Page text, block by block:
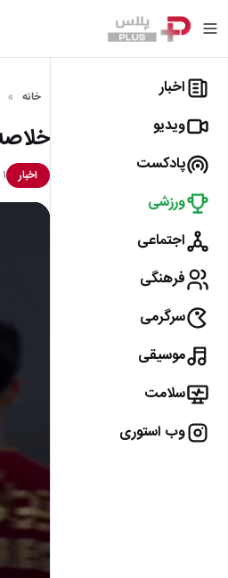
اخبار
ویدیو
پادکست
ورزشی
اجتماعی
فرهنگی
سرگرمی
موسیقی
سلامت
وب استوری
خانه
خلاصه
اخبار ۱ سال قبل